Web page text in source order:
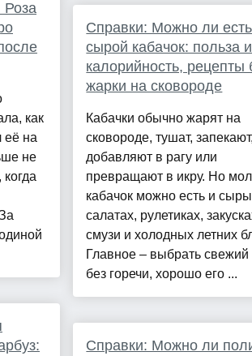
Роза
как
её на
не
Справки: Можно ли есть
сырой кабачок: польза
калорийность, рецепты
жарки на сковороде
Кабачки обычно жарят на
сковороде, тушат, запекают,
добавляют в рагу или
превращают в икру. Но
кабачок можно есть и
салатах, рулетиках,
смузи и холодных летних
Главное – выбрать свежий
без горечи, хорошо его ...
Справки: Можно ли